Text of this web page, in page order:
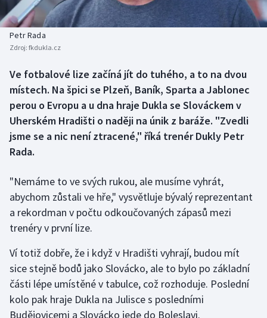
Basketbal
Biatlon
Box
Curling
Dostihy
Florbal
Futsal
Golf
Gymnastika
Házená
Historické návraty
Aplikace ČT sport
Petr Rada
Zdroj: fkdukla.cz
Ve fotbalové lize začíná jít do tuhého, a to na dvou
místech. Na špici se Plzeň, Baník, Sparta a Jablonec
perou o Evropu a u dna hraje Dukla se Slováckem v
Uherském Hradišti o naději na únik z baráže. "Zvedli
jsme se a nic není ztracené," říká trenér Dukly Petr
Rada.
"Nemáme to ve svých rukou, ale musíme vyhrát,
abychom zůstali ve hře," vysvětluje bývalý reprezentant
a rekordman v počtu odkoučovaných zápasů mezi
trenéry v první lize.
Ví totiž dobře, že i když v Hradišti vyhrají, budou mít
sice stejně bodů jako Slovácko, ale to bylo po základní
části lépe umístěné v tabulce, což rozhoduje. Poslední
kolo pak hraje Dukla na Julisce s posledními
Budějovicemi a Slovácko jede do Boleslavi.